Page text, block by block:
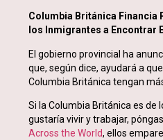
Columbia Británica Financia
los Inmigrantes a Encontrar
El gobierno provincial ha
que, según dice, ayudará a
Columbia Británica tengan
Si la Columbia Británica es de
gustaría vivir y trabajar,
Across the World, ellos